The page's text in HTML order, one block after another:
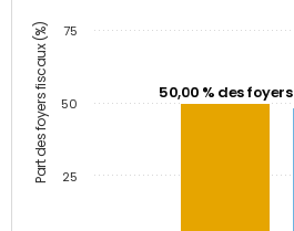
Part des foyers fiscaux (%) 50,00 % des foyers
25
50
75